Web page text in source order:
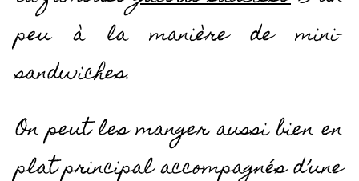
peu à la manière de mini-
sandwiches.
On peut les manger aussi bien en
plat principal accompagnés d’une